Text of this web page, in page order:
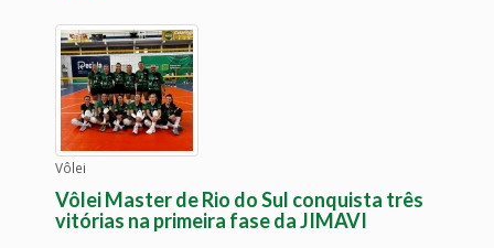
Vôlei
Vôlei Master de Rio do Sul conquista três
vitórias na primeira fase da JIMAVI